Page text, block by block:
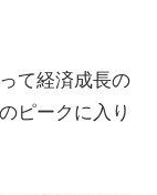
て経済成長の
ピークに入り